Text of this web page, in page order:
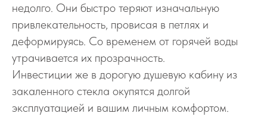
недолго. Они быстро теряют изначальную
привлекательность, провисая в петлях и
деформируясь. Со временем от горячей воды
утрачивается их прозрачность.
Инвестиции же в дорогую душевую кабину из
закаленного стекла окупятся долгой
эксплуатацией и вашим личным комфортом.